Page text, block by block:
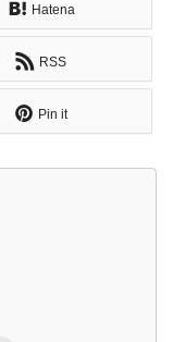
Hatena
RSS
Pin it